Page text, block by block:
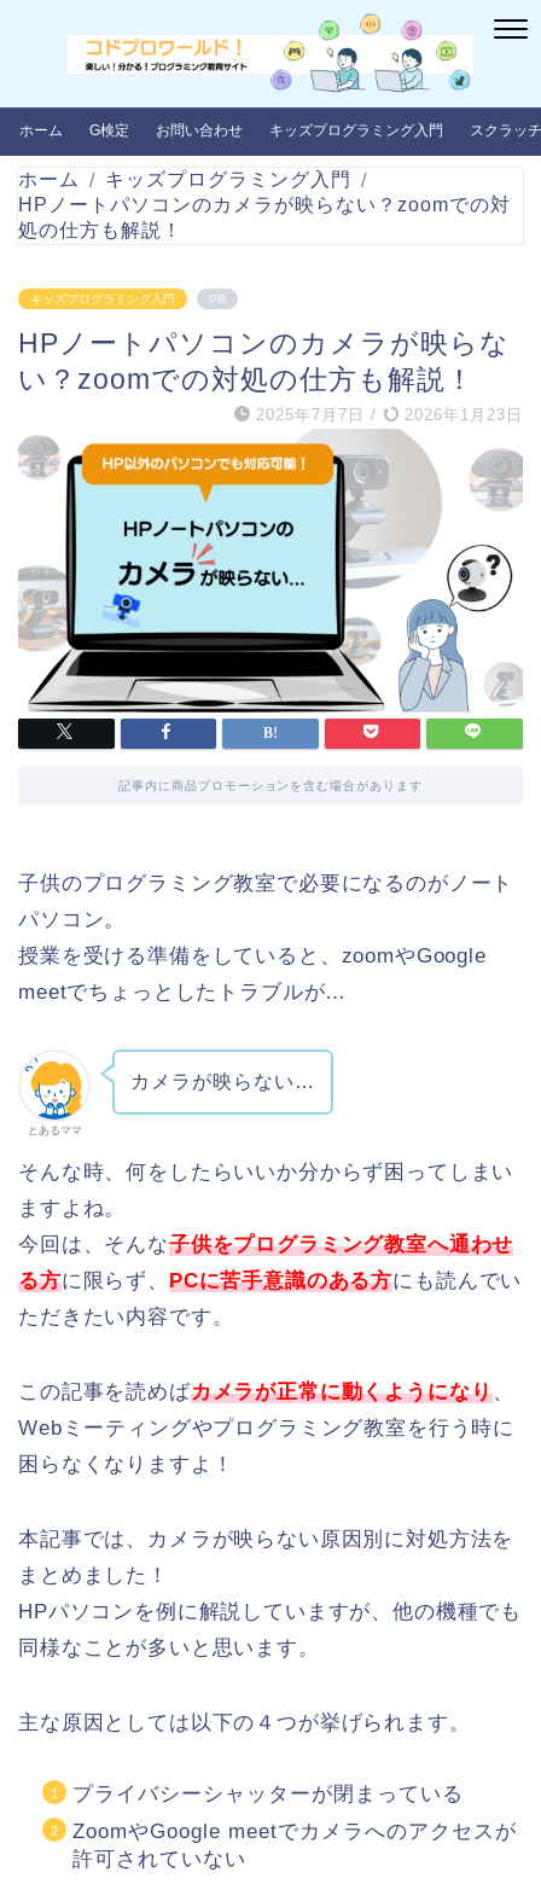
ホーム G検定 お問い合わせ キッズプログラミング入門 スクラッチ
ホーム
キッズプログラミング入門
HPノートパソコンのカメラが映らない？zoomでの対
処の仕方も解説！
キッズプログラミング入門 PR
HPノートパソコンのカメラが映らな
い？zoomでの対処の仕方も解説！
2025年7月7日 / 2026年1月23日
記事内に商品プロモーションを含む場合があります
子供のプログラミング教室で必要になるのがノート
パソコン。
授業を受ける準備をしていると、zoomやGoogle
meetでちょっとしたトラブルが…
とあるママ
カメラが映らない…
そんな時、何をしたらいいか分からず困ってしまい
ますよね。
今回は、そんな子供をプログラミング教室へ通わせ
る方に限らず、 PCに苦手意識のある方にも読んでい
ただきたい内容です。
この記事を読めばカメラが正常に動くようになり、
Webミーティングやプログラミング教室を行う時に
困らなくなりますよ！
本記事では、カメラが映らない原因別に対処方法を
まとめました！
HPパソコンを例に解説していますが、他の機種でも
同様なことが多いと思います。
主な原因としては以下の４つが挙げられます。
プライバシーシャッターが閉まっている
ZoomやGoogle meetでカメラへのアクセスが
許可されていない